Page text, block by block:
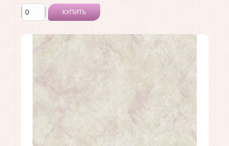
КУПИТЬ
Производитель:Architector
Коллекция:Vintage Charm
Длина рулона:
Ширина рулона:
Материал покрытия:
Акриловое
Страна: США
Материал основы:
Раппорт: